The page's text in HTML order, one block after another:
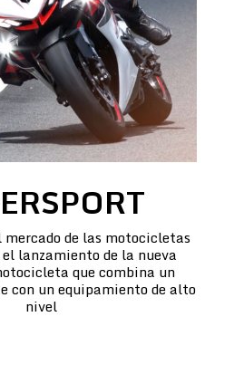
mercado de las motocicletas
lanzamiento de la nueva
que combina un
con un equipamiento de alto
nivel